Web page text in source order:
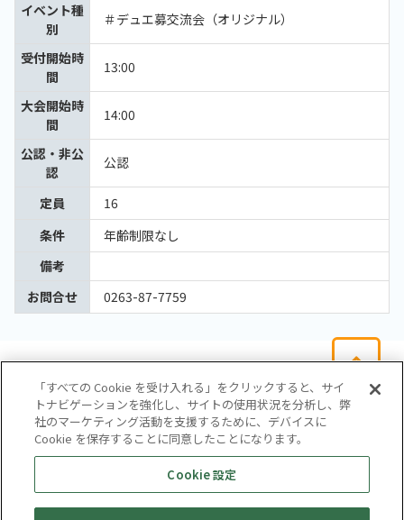
イベント種
別
＃デュエ募交流会（オリジナル）
受付開始時
間
13:00
大会開始時
間
14:00
公認・非公
認
公認
定員
16
条件
年齢制限なし
備考
お問合せ
0263-87-7759
会社概要
サイトマップ
お問い合わせ
個人情報保護方針
株式会社テイツー
「すべての Cookie を受け入れる」をクリックすると、サイ
トナビゲーションを強化し、サイトの使用状況を分析し、弊
社のマーケティング活動を支援するために、デバイスに
Cookie を保存することに同意したことになります。
Cookie 設定